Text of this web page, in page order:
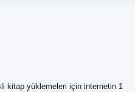
kitap yüklemeleri için internetin 1